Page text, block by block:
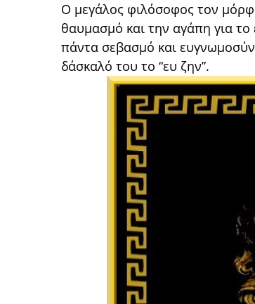
Ο μεγάλος φιλόσοφος τον
θαυμασμό και την αγάπη για το
πάντα σεβασμό και
δάσκαλό του το “ευ ζην”.